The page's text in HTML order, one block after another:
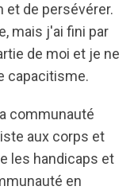
et de persévérer.
mais j'ai fini par
de moi et je ne
capacitisme.
communauté
aux corps et
les handicaps et
en